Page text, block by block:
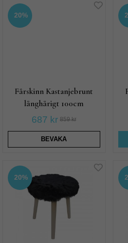
20%
Fårskinn Kastanjebrunt
långhårigt 100cm
687 kr 859 kr
BEVAKA
20%